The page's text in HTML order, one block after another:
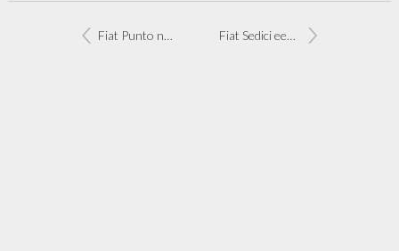
Fiat Punto nu al klassiek Fiat Sedici eerste telg uit drieling